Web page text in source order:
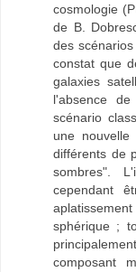
cosmologie
de B.
des
constat que
galaxies
l'absence
scénario
une
différents de
sombres".
cependant
sphérique ;
composant